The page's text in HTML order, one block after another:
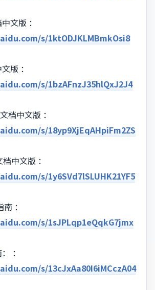
文版 ：
s/1ktODJKLMBmkOsi8
版 ：
s/1bzAFnzJ35hlQxJ2J4
档中文版 ：
s/18yp9XjEqAHpiFm2ZS
中文版 ：
s/1y6SVd7lSLUHK21YF5
：
s/1sJPLqp1eQqkG7jmx
：
s/13cJxAa80I6iMCczA04